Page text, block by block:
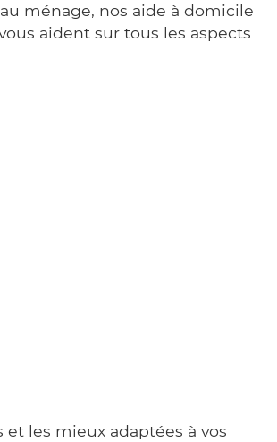
au ménage, nos aide à domicile
aident sur tous les aspects
les mieux adaptées à vos